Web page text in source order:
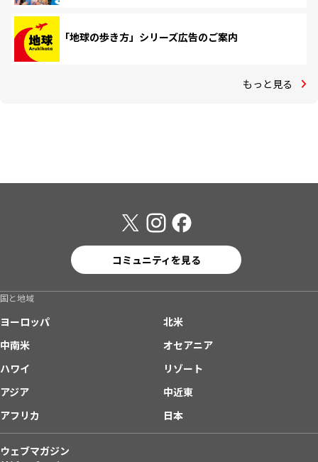
「地球の歩き方」シリーズ広告のご案内
もっと見る
コミュニティを見る
国と地域
ヨーロッパ
北米
中南米
オセアニア
ハワイ
リゾート
アジア
中近東
アフリカ
日本
ウェブマガジン